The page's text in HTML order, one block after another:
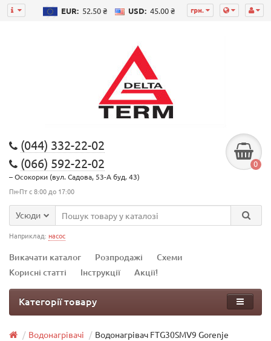
грн.
EUR: 52.50 ₴ USD: 45.00 ₴
(044) 332-22-02
(066) 592-22-02
– Осокорки (вул. Садова, 53-А буд. 43)
Пн-Пт с 8:00 до 17:00
0
Усюди
Наприклад: насос
Викачати каталог Розпродажі
Схеми
Корисні статті
Інструкції Акції!
Категорії товару
Водонагрівачі Водонагрівач FTG30SMV9 Gorenje